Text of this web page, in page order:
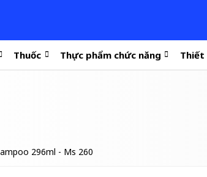
Thuốc Thực phẩm chức năng Thiết
296ml - Ms 260